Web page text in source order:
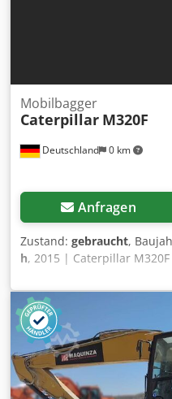
Deutschland 0 km
Mobilbagger
Caterpillar M320F
Anfragen
Zustand: gebraucht,
h, 2015 | Caterpillar
9493 hours 📍Location:
to your destination – Use
estimate transport costs!
Make an Offer. Payment at
affordable fee (subject to
independent expert 56
8 unvollkommene ℹ️ 0
Dkedpfx Aozhw Ekogxor